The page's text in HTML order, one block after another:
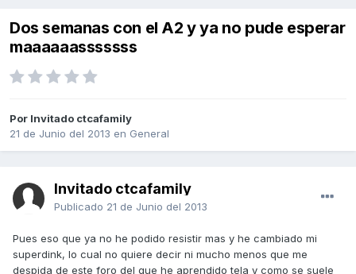
Dos semanas con el A2 y ya no pude esperar
maaaaaasssssss
Por Invitado ctcafamily
21 de Junio del 2013 en General
Invitado ctcafamily
Publicado 21 de Junio del 2013
Pues eso que ya no he podido resistir mas y he cambiado mi
superdink, lo cual no quiere decir ni mucho menos que me
despida de este foro del que he aprendido tela y como se suele